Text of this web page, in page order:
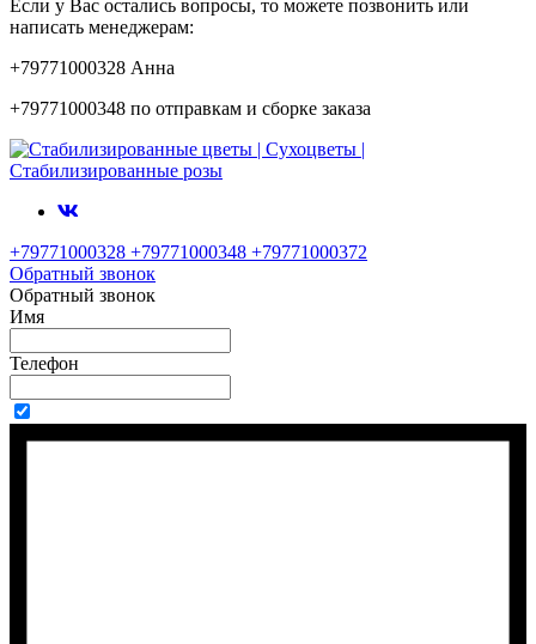
Если у Вас остались вопросы, то можете позвонить или
написать менеджерам:
+79771000328 Анна
+79771000348 по отправкам и сборке заказа
+79771000328 +79771000348 +79771000372
Обратный звонок
Обратный звонок
Имя
Телефон